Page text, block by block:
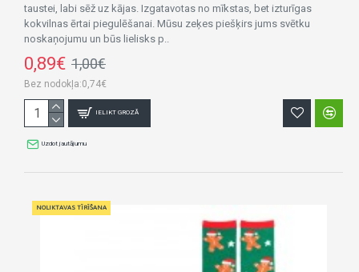
taustei, labi sēž uz kājas. Izgatavotas no mīkstas, bet izturīgas
kokvilnas ērtai piegulēšanai. Mūsu zeķes piešķirs jums svētku
noskaņojumu un būs lielisks p..
0,89€ 1,00€
Bez nodokļa:0,74€
IELIKT GROZĀ
Uzdot jautājumu
NOLIKTAVAS TĪRĪŠANA